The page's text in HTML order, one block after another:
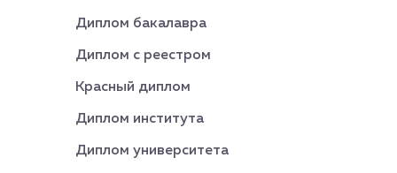
Диплом бакалавра
Диплом с реестром
Красный диплом
Диплом института
Диплом университета